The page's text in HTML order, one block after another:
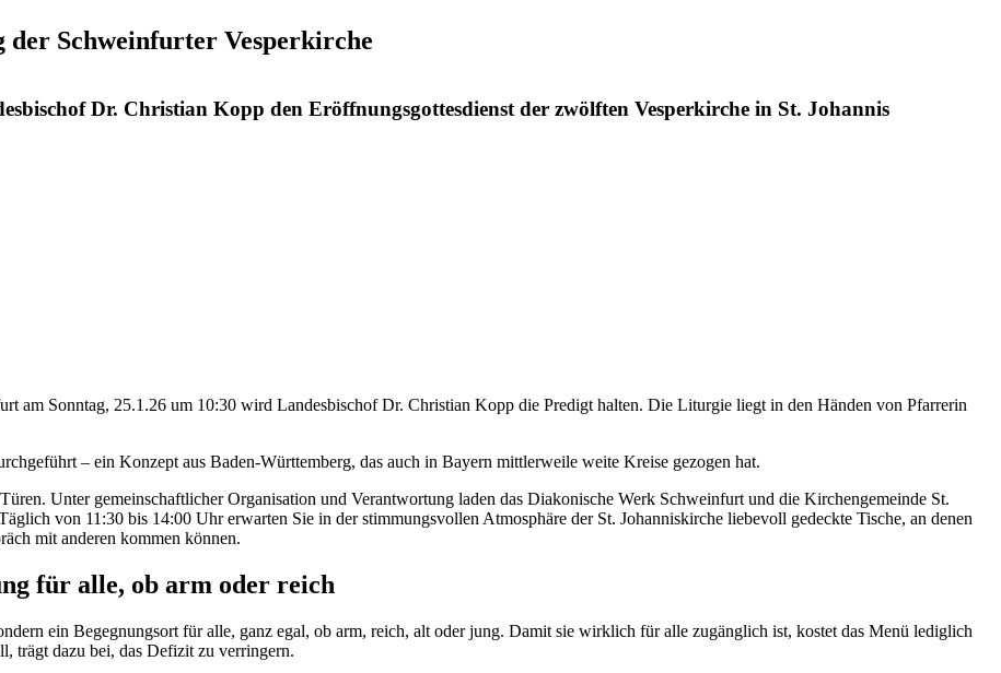
Schweinfurter Vesperkirche
Dr. Christian Kopp den Eröffnungsgottesdienst der zwölften Vesperkirche in St. Johannis
am Sonntag, 25.1.26 um 10:30 wird Landesbischof Dr. Christian Kopp die Predigt halten. Die Liturgie liegt in den Händen von Pfarrerin
– ein Konzept aus Baden-Württemberg, das auch in Bayern mittlerweile weite Kreise gezogen hat.
Unter gemeinschaftlicher Organisation und Verantwortung laden das Diakonische Werk Schweinfurt und die Kirchengemeinde St.
von 11:30 bis 14:00 Uhr erwarten Sie in der stimmungsvollen Atmosphäre der St. Johanniskirche liebevoll gedeckte Tische, an denen
mit anderen kommen können.
für alle, ob arm oder reich
ein Begegnungsort für alle, ganz egal, ob arm, reich, alt oder jung. Damit sie wirklich für alle zugänglich ist, kostet das Menü lediglich
trägt dazu bei, das Defizit zu verringern.